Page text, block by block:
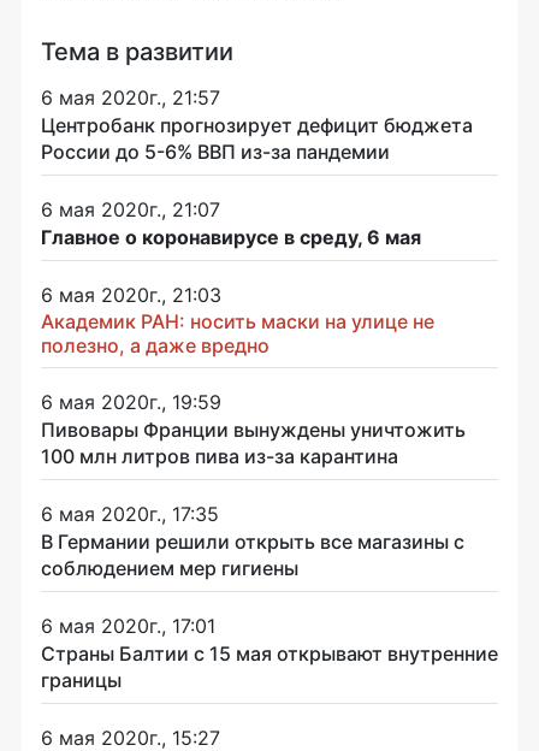
Тема в развитии
6 мая 2020г., 21:57
Центробанк прогнозирует дефицит бюджета
России до 5-6% ВВП из-за пандемии
6 мая 2020г., 21:07
Главное о коронавирусе в среду, 6 мая
6 мая 2020г., 21:03
Академик РАН: носить маски на улице не
полезно, а даже вредно
6 мая 2020г., 19:59
Пивовары Франции вынуждены уничтожить
100 млн литров пива из-за карантина
6 мая 2020г., 17:35
В Германии решили открыть все магазины с
соблюдением мер гигиены
6 мая 2020г., 17:01
Страны Балтии с 15 мая открывают внутренние
границы
6 мая 2020г., 15:27